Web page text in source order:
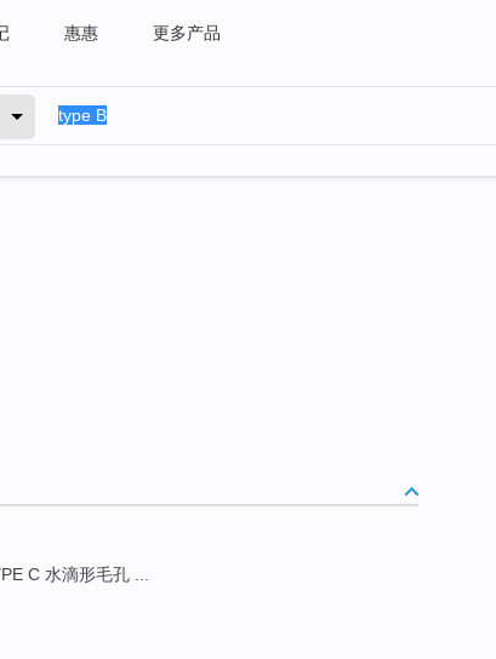
惠惠 更多产品
C 水滴形毛孔 ...